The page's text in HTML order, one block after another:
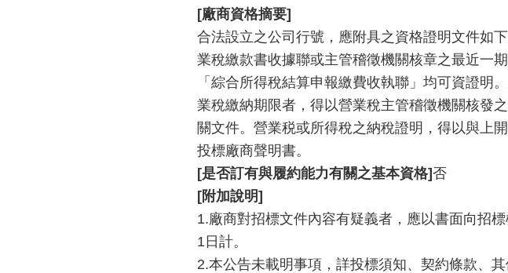
[廠商資格摘要]
合法設立之公司行號，應附具之資格證明文件如
業稅繳款書收據聯或主管稽徵機關核章之最近一
「綜合所得稅結算申報繳費收執聯」均可資證
業稅繳納期限者，得以營業稅主管稽徵機關核發
關文件。營業税或所得稅之納稅證明，得以與上
投標廠商聲明書。
[是否訂有與履約能力有關之基本資格]否
[附加說明]
1.廠商對招標文件內容有疑義者，應以書面向招
1日計。
2.本公告未載明事項，詳投標須知、契約條款、